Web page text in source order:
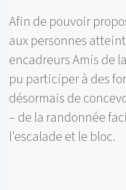
Afin de pouvoir
aux personnes
encadreurs Amis de
pu participer à des
désormais de
– de la randonnée
l'escalade et le bloc.